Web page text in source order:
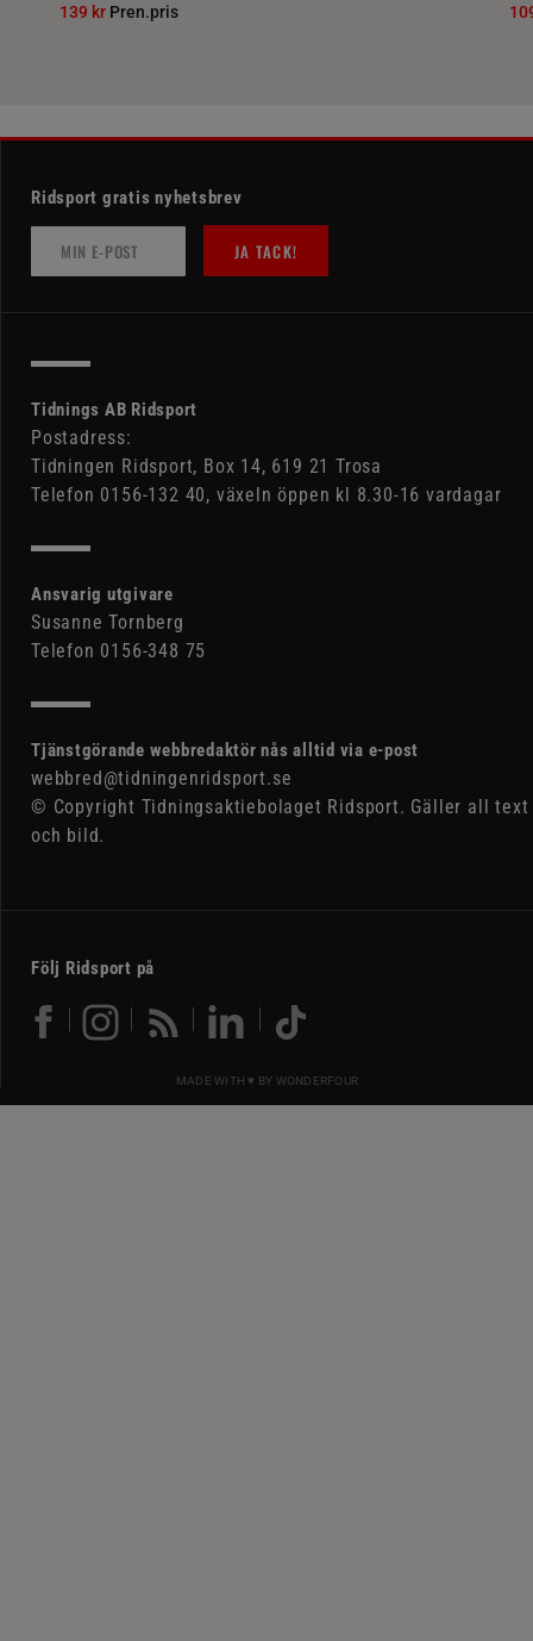
139 kr Pren.pris
Ridsport gratis nyhetsbrev
JA TACK!
Tidnings AB Ridsport
Postadress:
Tidningen Ridsport, Box 14, 619 21 Trosa
Telefon 0156-132 40, växeln öppen kl 8.30-16 vardagar
Ansvarig utgivare
Susanne Tornberg
Telefon 0156-348 75
Tjänstgörande webbredaktör nås alltid via e-post
webbred@tidningenridsport.se
© Copyright Tidningsaktiebolaget Ridsport. Gäller all text
och bild.
Följ Ridsport på
MADE WITH ♥ BY WONDERFOUR